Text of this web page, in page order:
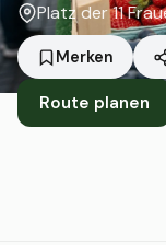
Platz der 11
Merken
Route planen